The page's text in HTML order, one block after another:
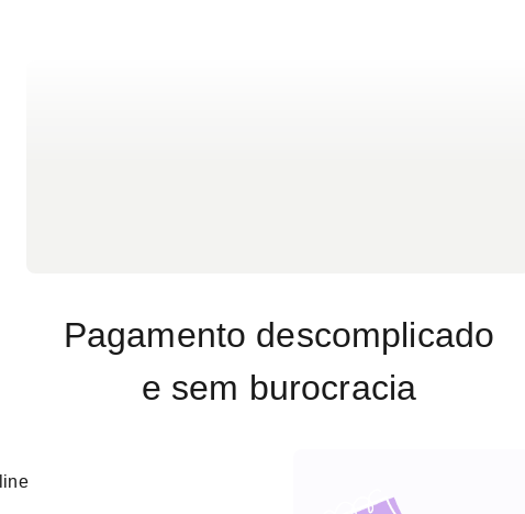
Pagamento descomplicado
e sem burocracia